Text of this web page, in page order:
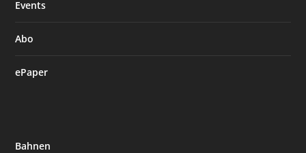
Events
Abo
ePaper
Bahnen